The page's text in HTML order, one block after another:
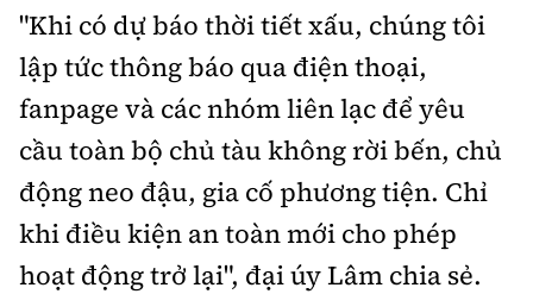
"Khi có dự báo thời tiết xấu, chúng tôi
lập tức thông báo qua điện thoại,
fanpage và các nhóm liên lạc để yêu
cầu toàn bộ chủ tàu không rời bến, chủ
động neo đậu, gia cố phương tiện. Chỉ
khi điều kiện an toàn mới cho phép
hoạt động trở lại", đại úy Lâm chia sẻ.